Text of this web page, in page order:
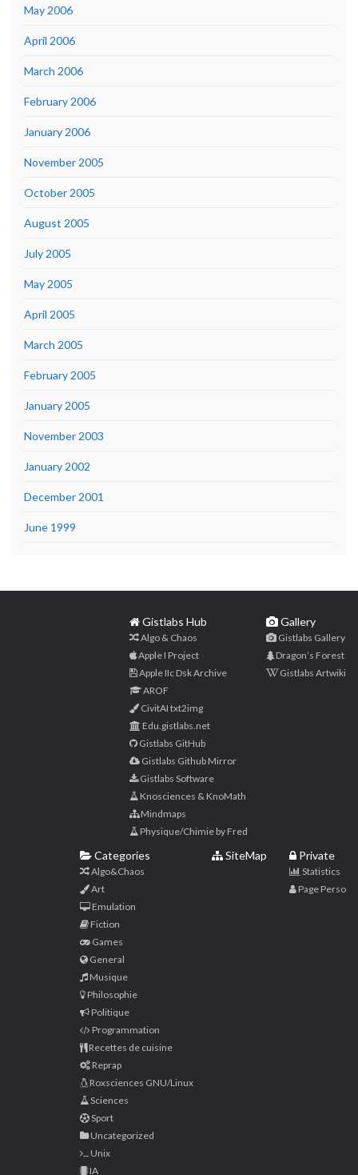
May 2006
April 2006
March 2006
February 2006
January 2006
November 2005
October 2005
August 2005
July 2005
May 2005
April 2005
March 2005
February 2005
January 2005
November 2003
January 2002
December 2001
June 1999
Gistlabs Hub
Algo & Chaos
Apple I Project
Apple IIc Dsk Archive
AROF
CivitAI txt2img
Edu.gistlabs.net
Gistlabs GitHub
Gistlabs Github Mirror
Gistlabs Software
Knosciences & KnoMath
Mindmaps
Physique/Chimie by Fred
Gallery
Gistlabs Gallery
Dragon’s Forest
Gistlabs Artwiki
Categories
Algo&Chaos
Art
Emulation
Fiction
Games
General
Musique
Philosophie
Politique
Programmation
Recettes de cuisine
Reprap
Roxsciences GNU/Linux
Sciences
Sport
Uncategorized
Unix
IA
SiteMap Private
Statistics
Page Perso